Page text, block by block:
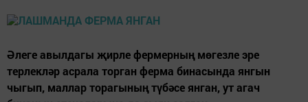
Әлеге авылдагы җирле фермерның мөгезле эре
терлекләр асрала торган ферма бинасында янгын
чыгып, маллар торагының түбәсе янган, ут агач